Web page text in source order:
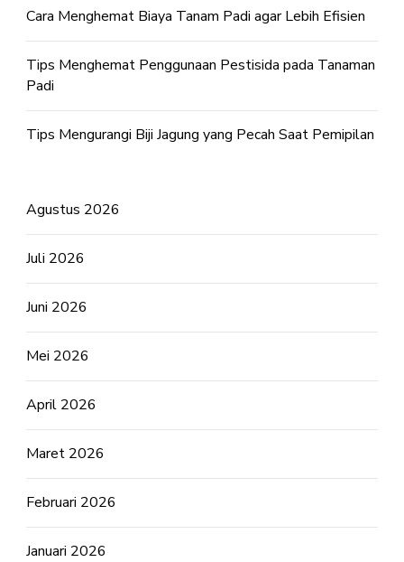
Cara Menghemat Biaya Tanam Padi agar Lebih Efisien
Tips Menghemat Penggunaan Pestisida pada Tanaman
Padi
Tips Mengurangi Biji Jagung yang Pecah Saat Pemipilan
Agustus 2026
Juli 2026
Juni 2026
Mei 2026
April 2026
Maret 2026
Februari 2026
Januari 2026